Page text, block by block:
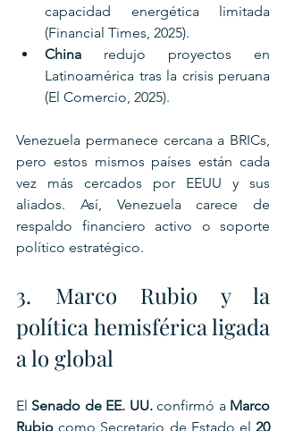
capacidad energética limitada
(Financial Times, 2025).
China redujo proyectos en
Latinoamérica tras la crisis peruana
(El Comercio, 2025).
Venezuela permanece cercana a BRICs,
pero estos mismos países están cada
vez más cercados por EEUU y sus
aliados. Así, Venezuela carece de
respaldo financiero activo o soporte
político estratégico.
3. Marco Rubio y la
política hemisférica ligada
a lo global
El Senado de EE. UU. confirmó a Marco
Rubio como Secretario de Estado el 20